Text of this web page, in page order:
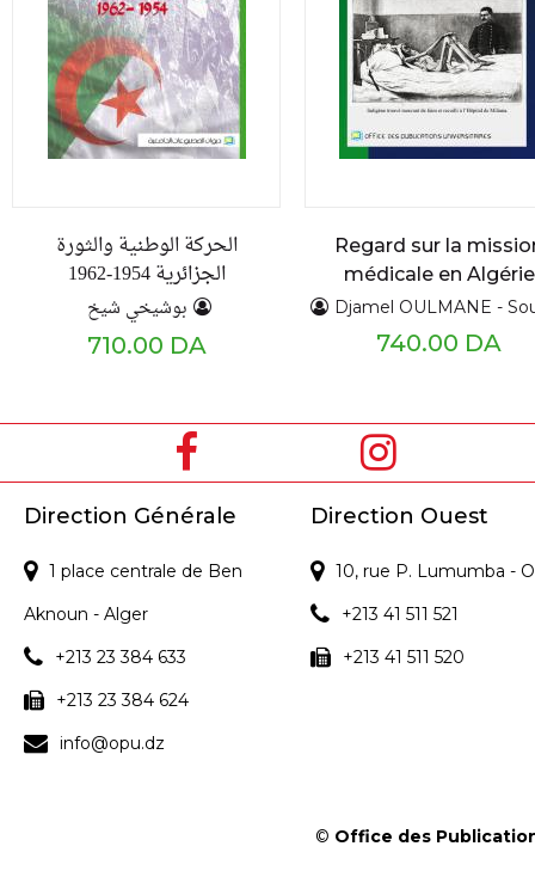
الحركة الوطنية والثورة
الجزائرية 1954-1962
بوشيخي شيخ
710.00 DA
Regard sur la
médicale en Algérie
d'un militaire
1857 - 1858
Djamel OULMANE - Soumaya
740.00 DA
Direction Générale
1 place centrale de Ben
Aknoun - Alger
+213 23 384 633
+213 23 384 624
info@opu.dz
Direction Ouest
10, rue P. Lumumba -
+213 41 511 521
+213 41 511 520
© Office des